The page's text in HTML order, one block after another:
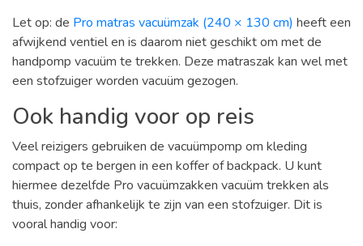
Let op: de Pro matras vacuümzak (240 × 130 cm) heeft een
afwijkend ventiel en is daarom niet geschikt om met de
handpomp vacuüm te trekken. Deze matraszak kan wel met
een stofzuiger worden vacuüm gezogen.
Ook handig voor op reis
Veel reizigers gebruiken de vacuümpomp om kleding
compact op te bergen in een koffer of backpack. U kunt
hiermee dezelfde Pro vacuümzakken vacuüm trekken als
thuis, zonder afhankelijk te zijn van een stofzuiger. Dit is
vooral handig voor: